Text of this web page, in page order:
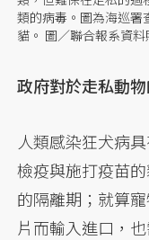
類的病毒。圖為海巡署
貓。 圖／聯合報系資料
政府對於走私動
人類感染狂犬病
檢疫與施打疫苗
的隔離期；就算
片而輸入進口，